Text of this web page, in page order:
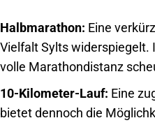
Halbmarathon: Eine
Vielfalt Sylts widerspiegelt.
volle Marathondistanz
10-Kilometer-Lauf: Eine
bietet dennoch die